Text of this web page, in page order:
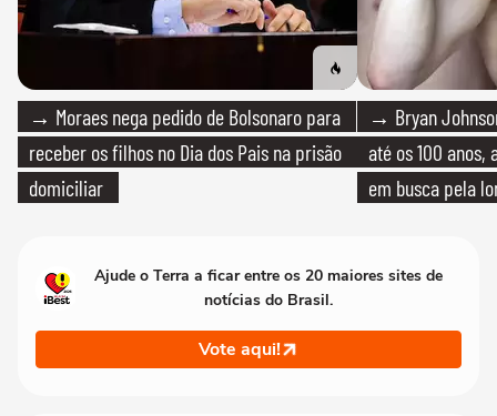
→ Moraes nega pedido de Bolsonaro para
receber os filhos no Dia dos Pais na prisão
domiciliar
→ Bryan
até os 100
em busca pela
Ajude o Terra a ficar entre os 20 maiores sites de
notícias do Brasil.
Vote aqui!